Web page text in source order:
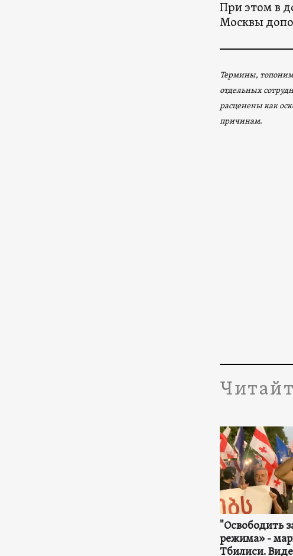
При этом в
Москвы
Термины,
отдельных
расценены как
причинам.
"Освободить
режима» -
Тбилиси.